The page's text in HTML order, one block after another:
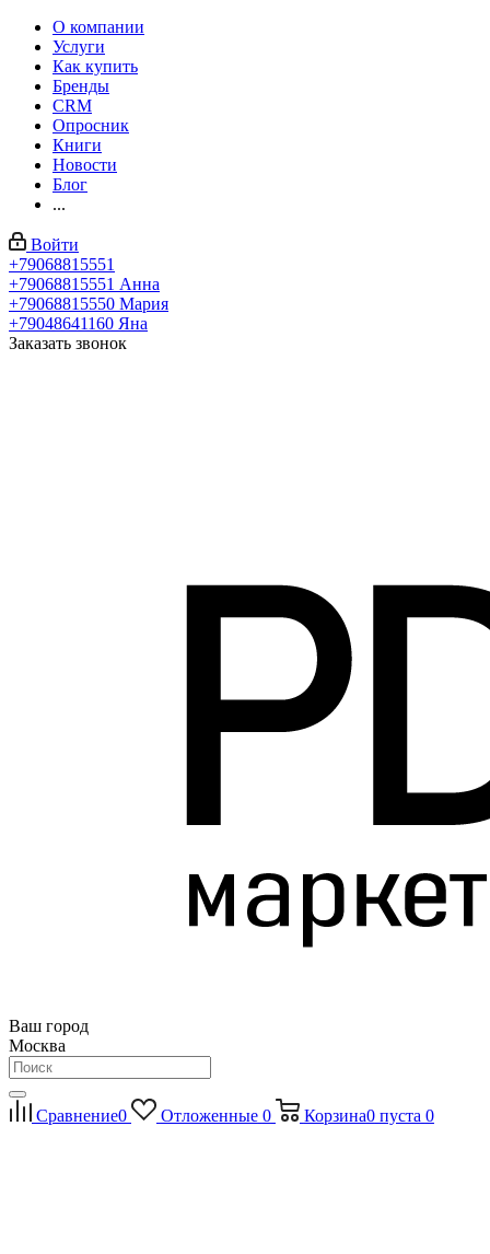
О компании
Услуги
Как купить
Бренды
CRM
Опросник
Книги
Новости
Блог
...
Войти
+79068815551
+79068815551 Анна
+79068815550 Мария
+79048641160 Яна
Заказать звонок
Ваш город
Москва
Сравнение0 Отложенные 0 Корзина0 пуста 0